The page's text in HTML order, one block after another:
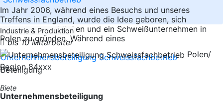
Im Jahr 2006, während eines Besuchs und unseres
Treffens in England, wurde die Idee geboren, sich
zusammenzuschließen und ein Schweißunternehmen in
Polen zu gründen. Während eines
Industrie & Produktion
bis 10 Mitarbeiter
Polen/
Region 84xxx
Biete
Unternehmensbeteiligung